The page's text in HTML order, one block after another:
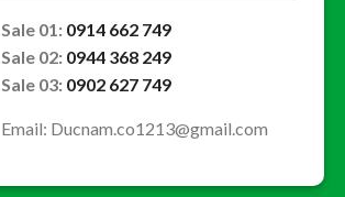
Sale 01: 0914 662 749
Sale 02: 0944 368 249
Sale 03: 0902 627 749
Email: Ducnam.co1213@gmail.com